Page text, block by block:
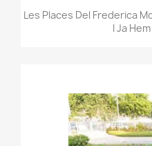
Les Places Del Frederica
I Ja